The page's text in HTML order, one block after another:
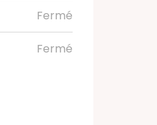
Fermé
Fermé